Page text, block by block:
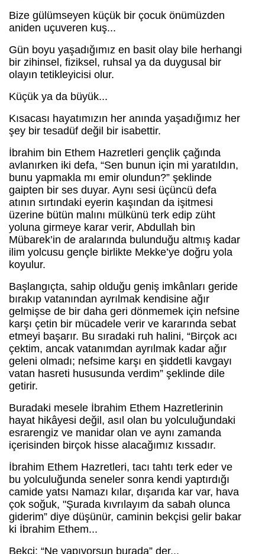
Bize gülümseyen küçük bir çocuk önümüzden
aniden uçuveren kuş...
Gün boyu yaşadığımız en basit olay bile herhangi
bir zihinsel, fiziksel, ruhsal ya da duygusal bir
olayın tetikleyicisi olur.
Küçük ya da büyük...
Kısacası hayatımızın her anında yaşadığımız her
şey bir tesadüf değil bir isabettir.
İbrahim bin Ethem Hazretleri gençlik çağında
avlanırken iki defa, “Sen bunun için mi yaratıldın,
bunu yapmakla mı emir olundun?” şeklinde
gaipten bir ses duyar. Aynı sesi üçüncü defa
atının sırtındaki eyerin kaşından da işitmesi
üzerine bütün malını mülkünü terk edip züht
yoluna girmeye karar verir, Abdullah bin
Mübarek’in de aralarında bulunduğu altmış kadar
ilim yolcusu gençle birlikte Mekke’ye doğru yola
koyulur.
Başlangıçta, sahip olduğu geniş imkânları geride
bırakıp vatanından ayrılmak kendisine ağır
gelmişse de bir daha geri dönmemek için nefsine
karşı çetin bir mücadele verir ve kararında sebat
etmeyi başarır. Bu sıradaki ruh halini, “Birçok acı
çektim, ancak vatanımdan ayrılmak kadar ağır
geleni olmadı; nefsime karşı en şiddetli kavgayı
vatan hasreti hususunda verdim” şeklinde dile
getirir.
Buradaki mesele İbrahim Ethem Hazretlerinin
hayat hikâyesi değil, asıl olan bu yolculuğundaki
esrarengiz ve manidar olan ve aynı zamanda
içerisinden birçok hisse alacağımız kıssadır.
İbrahim Ethem Hazretleri, tacı tahtı terk eder ve
bu yolculuğunda seneler sonra kendi yaptırdığı
camide yatsı Namazı kılar, dışarıda kar var, hava
çok soğuk, "Şurada kıvrılayım da sabah olunca
giderim” diye düşünür, caminin bekçisi gelir bakar
ki İbrahim Ethem...
Bekçi: “Ne yapıyorsun burada” der...